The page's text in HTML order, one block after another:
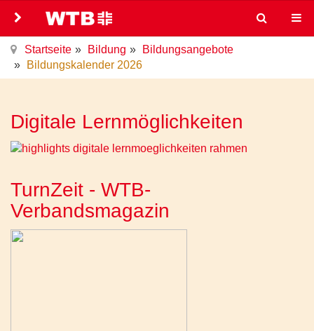
Startseite Bildung
Bildungsangebote
Bildungskalender 2026
Digitale Lernmöglichkeiten
TurnZeit - WTB-
Verbandsmagazin